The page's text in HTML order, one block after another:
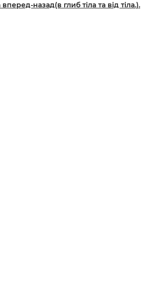
назад(в глиб тіла та від тіла.).